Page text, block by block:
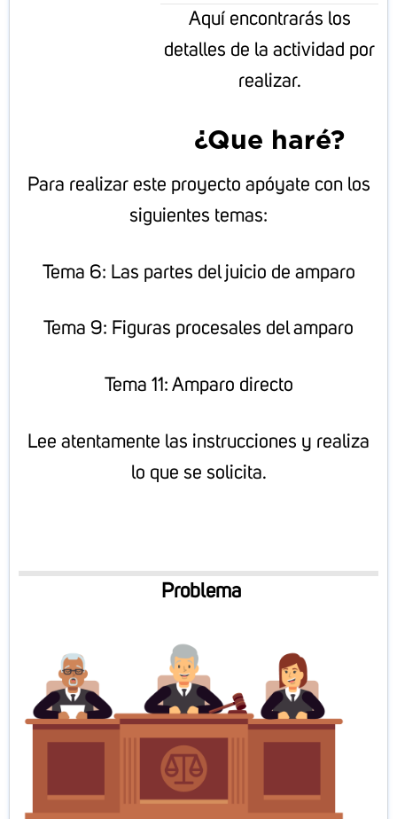
Aquí encontrarás los
detalles de la actividad por
realizar.
¿Que haré?
Para realizar este proyecto apóyate con los
siguientes temas:
Tema 6: Las partes del juicio de amparo
Tema 9: Figuras procesales del amparo
Tema 11: Amparo directo
Lee atentamente las instrucciones y realiza
lo que se solicita.
Problema